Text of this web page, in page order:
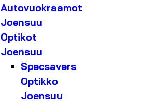
Autovuokraamot
Joensuu
Optikot
Joensuu
Specsavers
Optikko
Joensuu